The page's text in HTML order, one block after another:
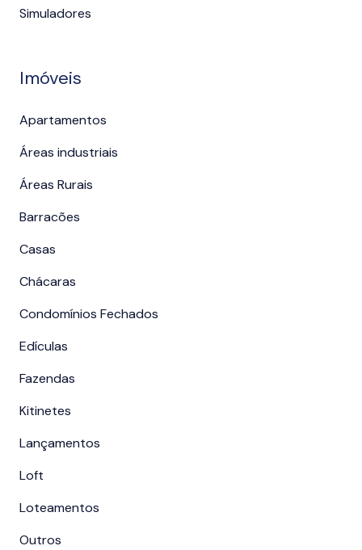
Simuladores
Imóveis
Apartamentos
Áreas industriais
Áreas Rurais
Barracões
Casas
Chácaras
Condomínios Fechados
Edículas
Fazendas
Kitinetes
Lançamentos
Loft
Loteamentos
Outros